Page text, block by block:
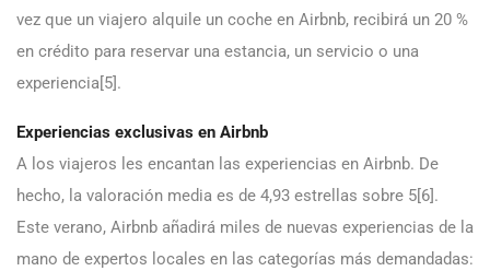
vez que un viajero alquile un coche en Airbnb, recibirá un 20 %
en crédito para reservar una estancia, un servicio o una
experiencia[5].
Experiencias exclusivas en Airbnb
A los viajeros les encantan las experiencias en Airbnb. De
hecho, la valoración media es de 4,93 estrellas sobre 5[6].
Este verano, Airbnb añadirá miles de nuevas experiencias de la
mano de expertos locales en las categorías más demandadas: